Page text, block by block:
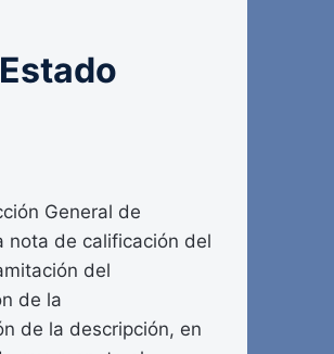
General de
nota de calificación del
del
de la
de la descripción, en